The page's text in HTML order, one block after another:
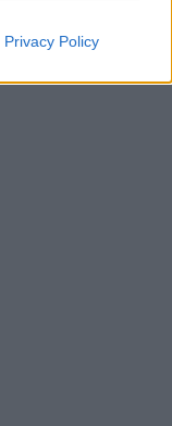
Privacy Policy